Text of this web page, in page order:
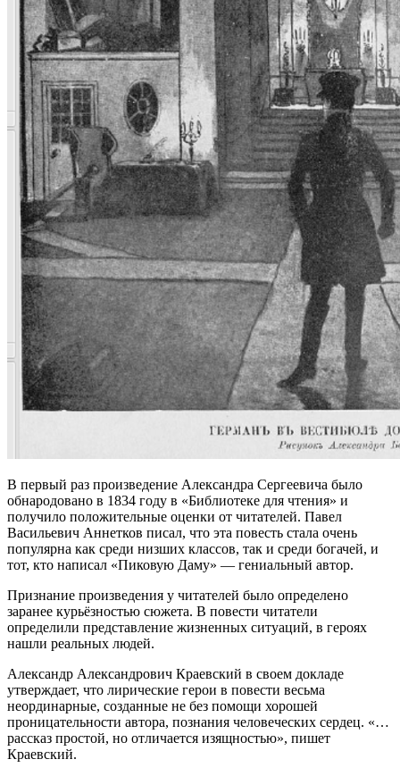
В первый раз произведение Александра Сергеевича было
обнародовано в 1834 году в «Библиотеке для чтения» и
получило положительные оценки от читателей. Павел
Васильевич Аннетков писал, что эта повесть стала очень
популярна как среди низших классов, так и среди богачей, и
тот, кто написал «Пиковую Даму» — гениальный автор.
Признание произведения у читателей было определено
заранее курьёзностью сюжета. В повести читатели
определили представление жизненных ситуаций, в героях
нашли реальных людей.
Александр Александрович Краевский в своем докладе
утверждает, что лирические герои в повести весьма
неординарные, созданные не без помощи хорошей
проницательности автора, познания человеческих сердец. «…
рассказ простой, но отличается изящностью», пишет
Краевский.